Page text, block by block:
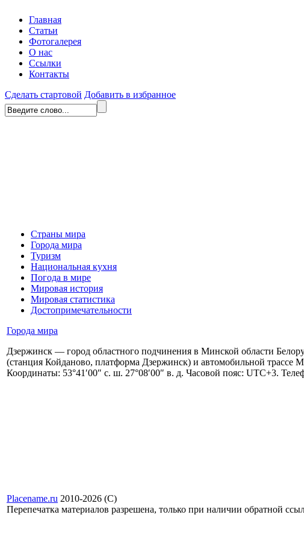
Главная
Статьи
Фотогалерея
О нас
Ссылки
Контакты
Сделать стартовой Добавить в избранное
Страны мира
Города мира
Туризм
Национальная кухня
Погода в мире
Мировая история
Мировая статистика
Достопримечательности
Города мира
Дзержинск — город областного подчинения в Минской области
(станция Койданово, платформа Дзержинск) и автомобильной
Координаты: 53°41′00″ с. ш. 27°08′00″ в. д. Часовой пояс: UTC+3.
Placename.ru 2010-2026 (С)
Перепечатка материалов разрешена, только при наличии обратной